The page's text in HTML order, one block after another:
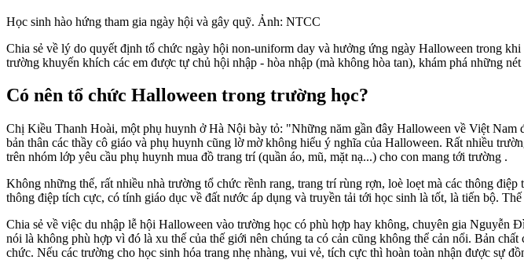
Học sinh hào hứng tham gia ngày hội và gây quỹ. Ảnh: NTCC
Chia sẻ về lý do quyết định tổ chức ngày hội non-uniform day và hưởng ứng ngày Halloween trong
trường khuyến khích các em được tự chủ hội nhập - hòa nhập (mà không hòa tan), khám phá những
Có nên tổ chức Halloween trong trường học?
Chị Kiều Thanh Hoài, một phụ huynh ở Hà Nội bày tỏ: "Những năm gần đây Halloween về Việt
bản thân các thầy cô giáo và phụ huynh cũng lờ mờ không hiểu ý nghĩa của Halloween. Rất nhiều
trên nhóm lớp yêu cầu phụ huynh mua đồ trang trí (quần áo, mũ, mặt nạ...) cho con mang tới trường .
Không những thế, rất nhiều nhà trường tổ chức rềnh rang, trang trí rùng rợn, loè loẹt mà các thông
thông điệp tích cực, có tính giáo dục về đất nước áp dụng và truyền tải tới học sinh là tốt, là tiến bộ.
Chia sẻ về việc du nhập lễ hội Halloween vào trường học có phù hợp hay không, chuyên gia
nói là không phù hợp vì đó là xu thế của thế giới nên chúng ta có cản cũng không thể cản nổi. Bản
chức. Nếu các trường cho học sinh hóa trang nhẹ nhàng, vui vẻ, tích cực thì hoàn toàn nhận được sự